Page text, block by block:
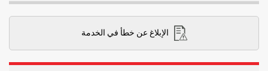
الإبلاغ عن خطأ في الخدمة